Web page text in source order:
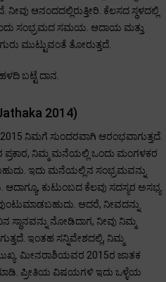
ನೀವು ಆನಂದದಲ್ಲಿರುತ್ತೀರಿ. ಕೆಲಸದ ಸ್ಥಳದಲ್ಲಿ
ಸಂಭ್ರಮದ ಸಮಯ. ಆದಾಯ ಮತ್ತು
ಮುಟ್ಟುವಂತೆ ತೋರುತ್ತದೆ.
ಬಟ್ಟೆ ದಾನ.
2014)
ನಿಮಗೆ ಸುಂದರವಾಗಿ ಆರಂಭವಾಗುತ್ತದೆ.
ಪ್ರಕಾರ, ನಿಮ್ಮ ಮನೆಯಲ್ಲಿ ಒಂದು ಮಂಗಳಕರ
ಇದು ಮನೆಯಲ್ಲಿನ ಸಂಭ್ರಮವನ್ನು
ಕುಟುಂಬದ ಕೆಲವು ಸದಸ್ಯರ ಅಸಭ್ಯ
ಆದರೆ, ನೀವದನ್ನು
ಸ್ಥಾನವನ್ನು ನೋಡಿದಾಗ, ನೀವು ನಿಮ್ಮ
ಇಂತಹ ಸನ್ನಿವೇಶದಲ್ಲಿ, ನಿಮ್ಮ
ಮೀನರಾಶಿಯವರ 2015ರ ಜಾತಕ
ಪ್ರೀತಿಯ ವಿಷಯಗಳಿ ಇದು ಒಳ್ಳೆಯ